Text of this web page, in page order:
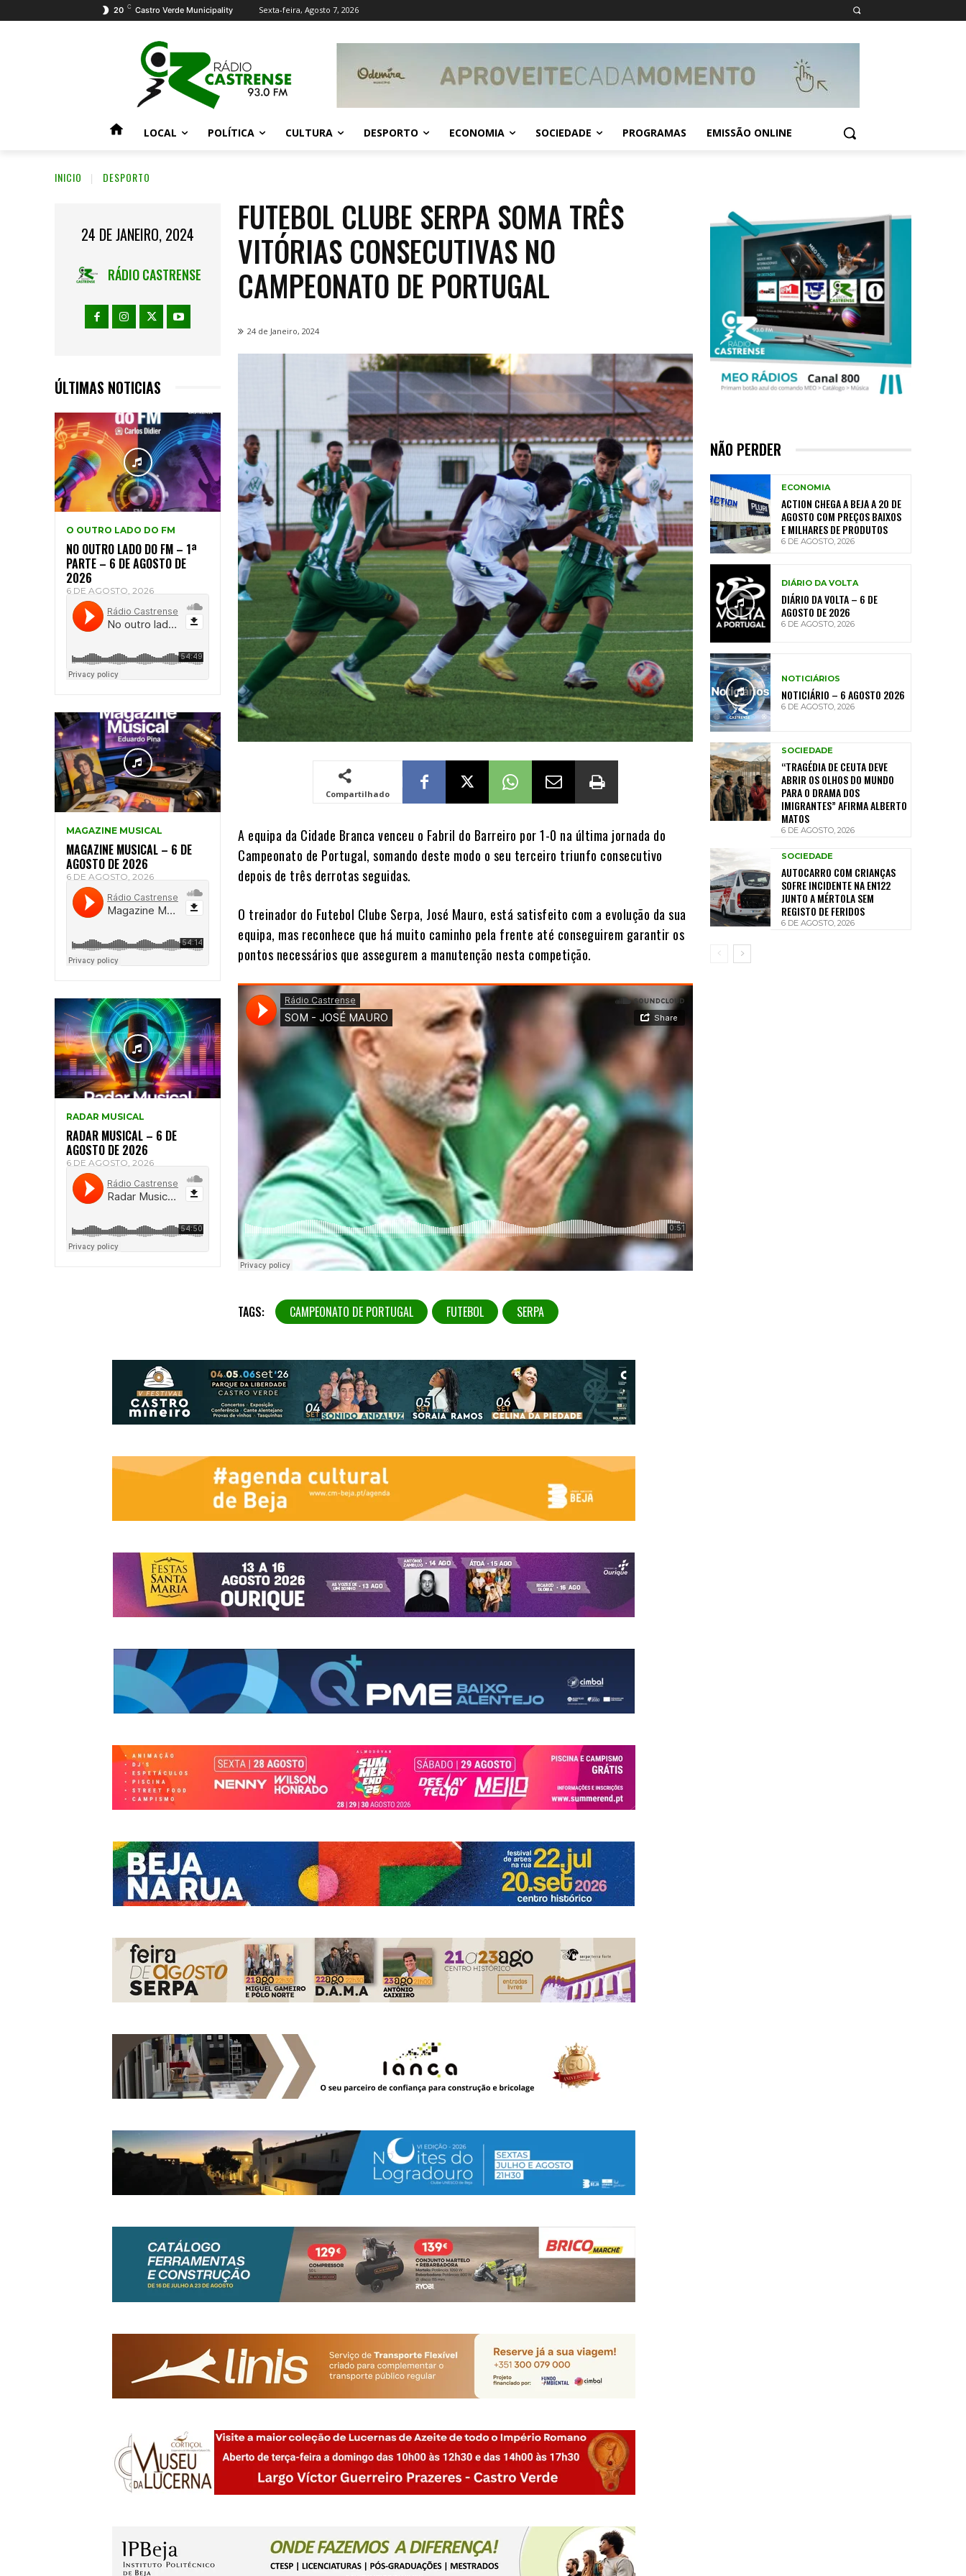
20 C Castro Verde Municipality Sexta-feira, Agosto 7, 2026
LOCAL POLÍTICA CULTURA DESPORTO ECONOMIA SOCIEDADE PROGRAMAS EMISSÃO ONLINE
INICIO DESPORTO
24 DE JANEIRO, 2024
RÁDIO CASTRENSE
ÚLTIMAS NOTICIAS
O OUTRO LADO DO FM
NO OUTRO LADO DO FM – 1ª
PARTE – 6 DE AGOSTO DE
2026
6 DE AGOSTO, 2026
MAGAZINE MUSICAL
MAGAZINE MUSICAL – 6 DE
AGOSTO DE 2026
6 DE AGOSTO, 2026
RADAR MUSICAL
RADAR MUSICAL – 6 DE
AGOSTO DE 2026
6 DE AGOSTO, 2026
FUTEBOL CLUBE SERPA SOMA TRÊS
VITÓRIAS CONSECUTIVAS NO
CAMPEONATO DE PORTUGAL
24 de Janeiro, 2024
Compartilhado
A equipa da Cidade Branca venceu o Fabril do Barreiro por 1-0 na última jornada do
Campeonato de Portugal, somando deste modo o seu terceiro triunfo consecutivo
depois de três derrotas seguidas.
O treinador do Futebol Clube Serpa, José Mauro, está satisfeito com a evolução da sua
equipa, mas reconhece que há muito caminho pela frente até conseguirem garantir os
pontos necessários que assegurem a manutenção nesta competição.
TAGS: CAMPEONATO DE PORTUGAL FUTEBOL SERPA
NÃO PERDER
ECONOMIA
ACTION CHEGA A BEJA A 20 DE
AGOSTO COM PREÇOS BAIXOS
E MILHARES DE PRODUTOS
6 DE AGOSTO, 2026
DIÁRIO DA VOLTA
DIÁRIO DA VOLTA – 6 DE
AGOSTO DE 2026
6 DE AGOSTO, 2026
NOTICIÁRIOS
NOTICIÁRIO – 6 AGOSTO 2026
6 DE AGOSTO, 2026
SOCIEDADE
“TRAGÉDIA DE CEUTA DEVE
ABRIR OS OLHOS DO MUNDO
PARA O DRAMA DOS
IMIGRANTES” AFIRMA ALBERTO
MATOS
6 DE AGOSTO, 2026
SOCIEDADE
AUTOCARRO COM CRIANÇAS
SOFRE INCIDENTE NA EN122
JUNTO A MÉRTOLA SEM
REGISTO DE FERIDOS
6 DE AGOSTO, 2026